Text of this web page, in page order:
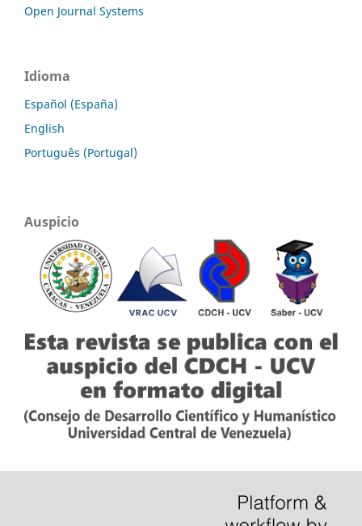
Open Journal Systems
Idioma
Español (España)
English
Português (Portugal)
Auspicio